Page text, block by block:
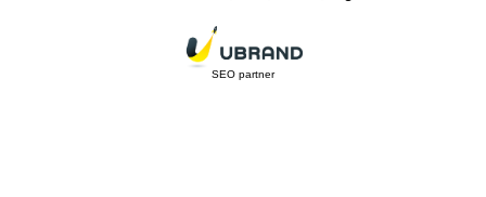
SEO partner